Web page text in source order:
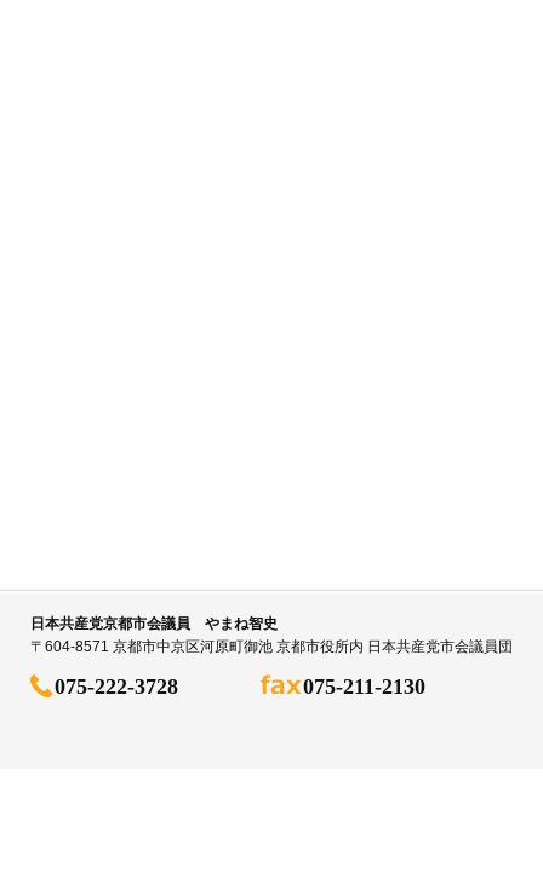
日本共産党京都市会議員 やまね智史
〒604-8571 京都市中京区河原町御池 京都市役所内 日本共産党市会議員団
075-222-3728 075-211-2130